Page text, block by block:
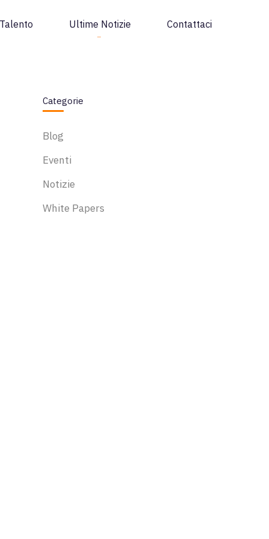
Talento Ultime Notizie Contattaci
Categorie
Blog
Eventi
Notizie
White Papers